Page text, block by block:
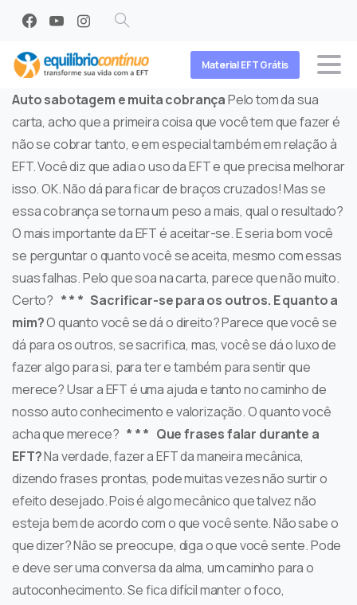
Search
Material EFT Grátis
Auto sabotagem e muita cobrançaPelo tom da sua
carta, acho que a primeira coisa que você tem que fazer é
não se cobrar tanto, e em especial também em relação à
EFT. Você diz que adia o uso da EFT e que precisa melhorar
isso. OK. Não dá para ficar de braços cruzados! Mas se
essa cobrança se torna um peso a mais, qual o resultado?
O mais importante da EFT é aceitar-se. E seria bom você
se perguntar o quanto você se aceita, mesmo com essas
suas falhas. Pelo que soa na carta, parece que não muito.
Certo? * * * Sacrificar-se para os outros. E quanto a
mim?O quanto você se dá o direito? Parece que você se
dá para os outros, se sacrifica, mas, você se dá o luxo de
fazer algo para si, para ter e também para sentir que
merece? Usar a EFT é uma ajuda e tanto no caminho de
nosso auto conhecimento e valorização. O quanto você
acha que merece? * * * Que frases falar durante a
EFT?Na verdade, fazer a EFT da maneira mecânica,
dizendo frases prontas, pode muitas vezes não surtir o
efeito desejado. Pois é algo mecânico que talvez não
esteja bem de acordo com o que você sente. Não sabe o
que dizer? Não se preocupe, diga o que você sente. Pode
e deve ser uma conversa da alma, um caminho para o
autoconhecimento. Se fica difícil manter o foco,